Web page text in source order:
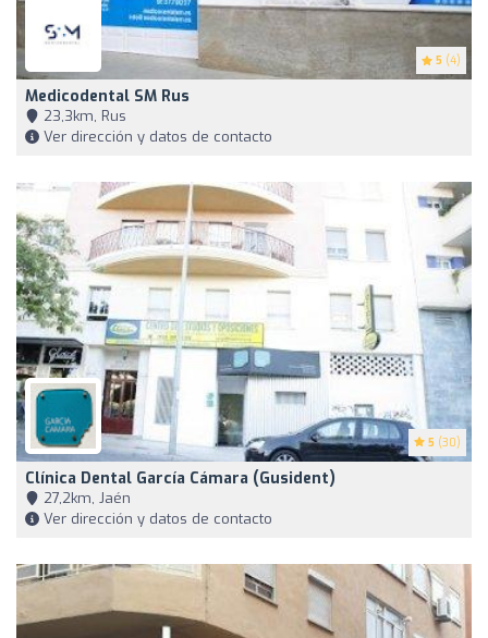
5 (4)
Medicodental SM Rus
23,3km, Rus
Ver dirección y datos de contacto
5 (30)
Clínica Dental García Cámara (Gusident)
27,2km, Jaén
Ver dirección y datos de contacto